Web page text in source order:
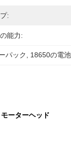
:
能力:
パック 18650の電
ーターヘッド